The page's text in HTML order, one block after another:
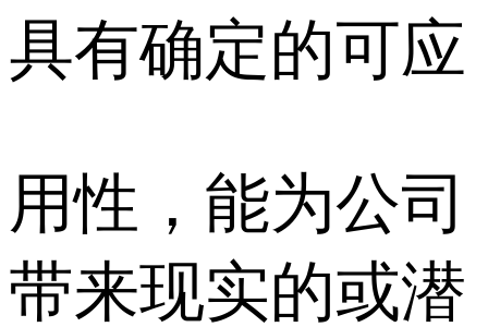
具有确定的可应
用性，能为公司
带来现实的或潜